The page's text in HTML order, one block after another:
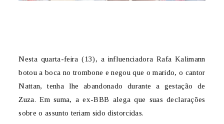
Nesta quarta-feira (13), a influenciadora Rafa Kalimann
botou a boca no trombone e negou que o marido, o cantor
Nattan, tenha lhe abandonado durante a gestação de
Zuza. Em suma, a ex-BBB alega que suas declarações
sobre o assunto teriam sido distorcidas.